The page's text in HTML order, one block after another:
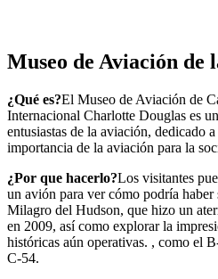
Museo de Aviación de
¿Qué es?El Museo de Aviación de
Internacional Charlotte Douglas es
entusiastas de la aviación, dedicado
importancia de la aviación para la
¿Por que hacerlo?Los visitantes
un avión para ver cómo podría haber
Milagro del Hudson, que hizo un
en 2009, así como explorar la
históricas aún operativas. , como el
C-54.